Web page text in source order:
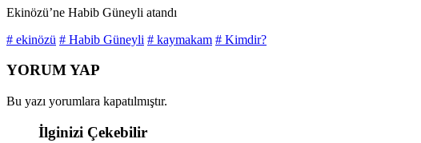
Ekinözü’ne Habib Güneyli atandı
# ekinözü # Habib Güneyli # kaymakam # Kimdir?
YORUM YAP
Bu yazı yorumlara kapatılmıştır.
İlginizi Çekebilir